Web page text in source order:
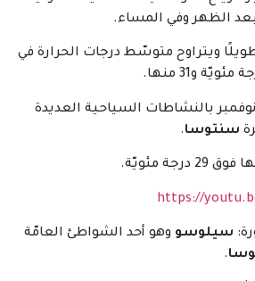
الظهر وفي المساء.
طويلًا ويتراوح متوسّط درجات الحرارة في
بالنشاطات السياحية العديدة
سنتوسا.
مئويّة.
https://
سيلوسو وهو أحد الشواطئ العامّة
.